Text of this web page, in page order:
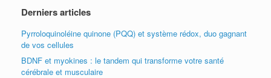
Derniers articles
Pyrroloquinoléine quinone (PQQ) et système rédox, duo gagnant
de vos cellules
BDNF et myokines : le tandem qui transforme votre santé
cérébrale et musculaire